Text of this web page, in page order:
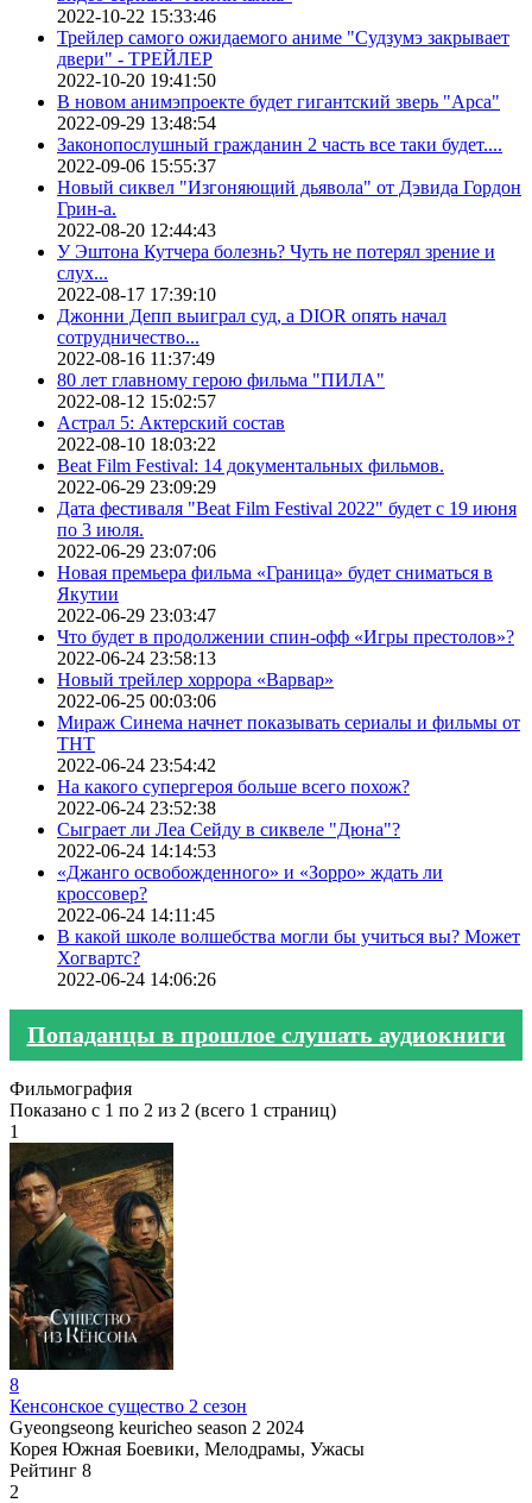
2022-10-22 15:33:46
Трейлер самого ожидаемого аниме "Судзумэ закрывает
двери" - ТРЕЙЛЕР
2022-10-20 19:41:50
В новом анимэпроекте будет гигантский зверь "Арса"
2022-09-29 13:48:54
Законопослушный гражданин 2 часть все таки будет....
2022-09-06 15:55:37
Новый сиквел "Изгоняющий дьявола" от Дэвида Гордон
Грин-а.
2022-08-20 12:44:43
У Эштона Кутчера болезнь? Чуть не потерял зрение и
слух...
2022-08-17 17:39:10
Джонни Депп выиграл суд, а DIOR опять начал
сотрудничество...
2022-08-16 11:37:49
80 лет главному герою фильма "ПИЛА"
2022-08-12 15:02:57
Астрал 5: Актерский состав
2022-08-10 18:03:22
Beat Film Festival: 14 документальных фильмов.
2022-06-29 23:09:29
Дата фестиваля "Beat Film Festival 2022" будет с 19 июня
по 3 июля.
2022-06-29 23:07:06
Новая премьера фильма «Граница» будет сниматься в
Якутии
2022-06-29 23:03:47
Что будет в продолжении спин-офф «Игры престолов»?
2022-06-24 23:58:13
Новый трейлер хоррора «Варвар»
2022-06-25 00:03:06
Мираж Синема начнет показывать сериалы и фильмы от
ТНТ
2022-06-24 23:54:42
На какого супергероя больше всего похож?
2022-06-24 23:52:38
Сыграет ли Леа Сейду в сиквеле "Дюна"?
2022-06-24 14:14:53
«Джанго освобожденного» и «Зорро» ждать ли
кроссовер?
2022-06-24 14:11:45
В какой школе волшебства могли бы учиться вы? Может
Хогвартс?
2022-06-24 14:06:26
Попаданцы в прошлое слушать аудиокниги
Фильмография
Показано с 1 по 2 из 2 (всего 1 страниц)
1
8
Кенсонское существо 2 сезон
Gyeongseong keuricheo season 2 2024
Корея Южная Боевики, Мелодрамы, Ужасы
Рейтинг 8
2